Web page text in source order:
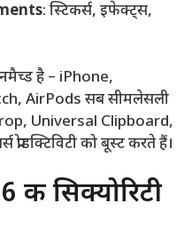
: स्टिकर्स, इफेक्ट्स,
है – iPhone,
AirPods सब सीमलेसली
Universal Clipboard,
को बूस्ट करते हैं।
सिक्योरिटी